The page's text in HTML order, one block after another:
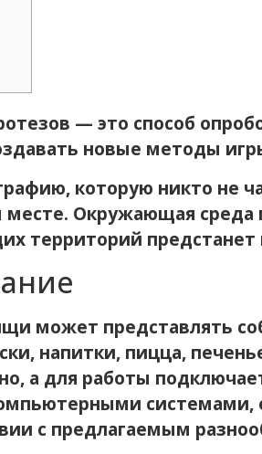
— это способ
новые методы
которую никто не
месте. Окружающая среда
территорий предстанет
может представлять
напитки, пицца,
а для работы
системами,
с предлагаемым